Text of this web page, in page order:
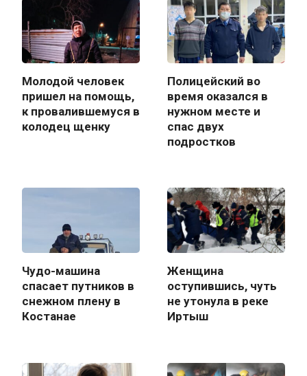
Молодой человек
пришел на помощь,
к провалившемуся в
колодец щенку
Полицейский во
время оказался в
нужном месте и
спас двух
подростков
Чудо-машина
спасает путников в
снежном плену в
Костанае
Женщина
оступившись, чуть
не утонула в реке
Иртыш